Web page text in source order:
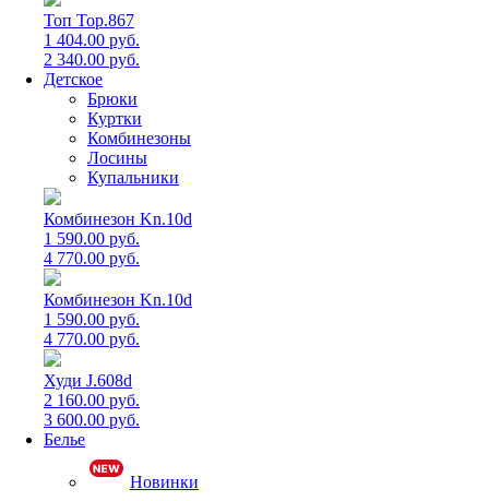
Топ Top.867
1 404.00 руб.
2 340.00 руб.
Детское
Брюки
Куртки
Комбинезоны
Лосины
Купальники
Комбинезон Kn.10d
1 590.00 руб.
4 770.00 руб.
Комбинезон Kn.10d
1 590.00 руб.
4 770.00 руб.
Худи J.608d
2 160.00 руб.
3 600.00 руб.
Белье
Новинки